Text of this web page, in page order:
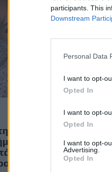
participants. This
Downstream
Personal Data
I want to opt-
Opted In
I want to opt-
Opted In
I want to opt-
Advertising.
Opted In
Άρτα: Τα
της τραγωδίας
οι